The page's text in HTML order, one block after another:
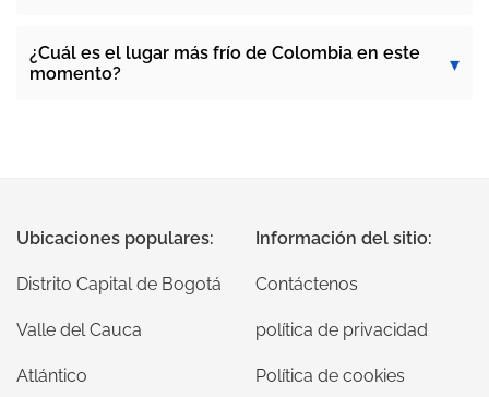
¿Cuál es el lugar más frío de Colombia en este
momento?
Ubicaciones populares:
Distrito Capital de Bogotá
Valle del Cauca
Atlántico
Información del sitio:
Contáctenos
política de privacidad
Política de cookies